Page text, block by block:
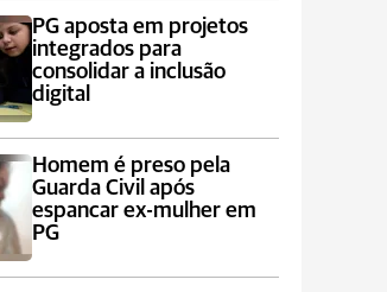
PG aposta em projetos
integrados para
consolidar a inclusão
digital
Homem é preso pela
Guarda Civil após
espancar ex-mulher em
PG